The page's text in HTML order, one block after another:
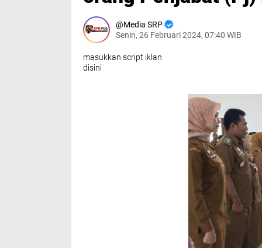
Media SRP
Senin, 26 Februari 2024, 07:40 WIB
masukkan script iklan
disini